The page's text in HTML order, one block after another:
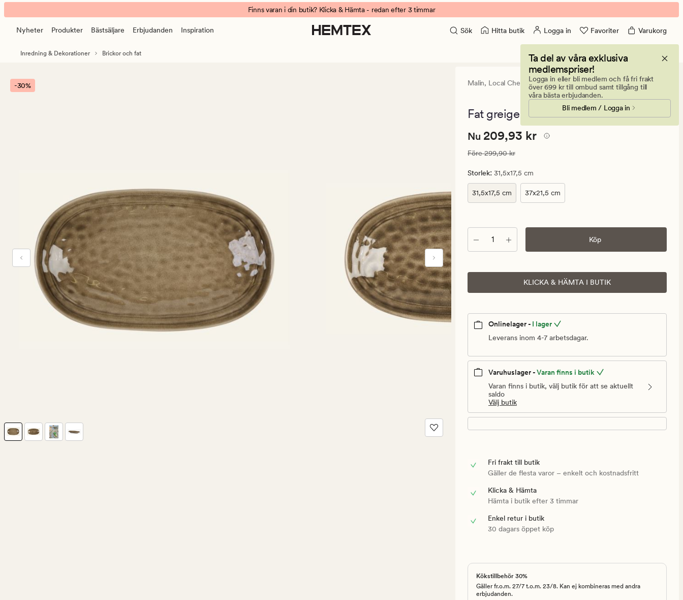
Malin
fat
greige
banner.
Klicka
ESCAPE
att
pausa.
Finns varan i din butik? Klicka & Hämta - redan efter 3 timmar
Nyheter Produkter Bästsäljare Erbjudanden Inspiration Sök Hitta butik Logga in Favoriter Varukorg
Ta del av våra exklusiva
medlemspriser!
Logga in eller bli medlem och få fri frakt
över 699 kr till ombud samt tillgång till
våra bästa erbjudanden.
Bli medlem / Logga in
Inredning & Dekorationer Brickor och fat
-30% Malin, Local Chef
0
med
betyg
0
Fat greige - 31,5x17,5 cm
Nuvarande
209,93
kr.
Ordinarie
pris
299,90
Nuvarande pris
Nu 209,93 kr
Ordinarie pris 299,90 kr
Före299,90 kr
Storlek: 31,5x17,5 cm
31,5x17,5 cm 37x21,5 cm
Antal Köp
KLICKA & HÄMTA I BUTIK
Onlinelager - I lager
Leverans inom 4-7 arbetsdagar.
Varuhuslager -Varan finns i butik
Varan finns i butik, välj butik för att se aktuellt
saldo
Välj butik
Fri frakt till butik
Gäller de flesta varor – enkelt och kostnadsfritt
Klicka & Hämta
Hämta i butik efter 3 timmar
Enkel retur i butik
30 dagars öppet köp
Kökstillbehör 30%
Gäller fr.o.m. 27/7 t.o.m. 23/8. Kan ej kombineras med andra
erbjudanden.